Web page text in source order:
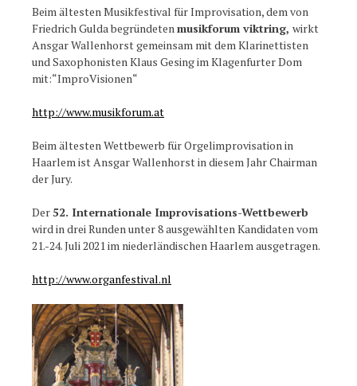
Beim ältesten Musikfestival für Improvisation, dem von
Friedrich Gulda begründeten musikforum viktring, wirkt
Ansgar Wallenhorst gemeinsam mit dem Klarinettisten
und Saxophonisten Klaus Gesing im Klagenfurter Dom
mit:“ImproVisionen“
http://www.musikforum.at
Beim ältesten Wettbewerb für Orgelimprovisation in
Haarlem ist Ansgar Wallenhorst in diesem Jahr Chairman
der Jury.
Der52. Internationale Improvisations-Wettbewerb
wird in drei Runden unter 8 ausgewählten Kandidaten vom
21.-24. Juli 2021 im niederländischen Haarlem ausgetragen.
http://www.organfestival.nl